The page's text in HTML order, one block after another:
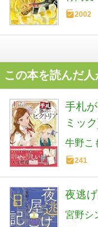
2002
この本を読んだ
手札
ミッ
牛野こ
241
夜逃
宮野シ